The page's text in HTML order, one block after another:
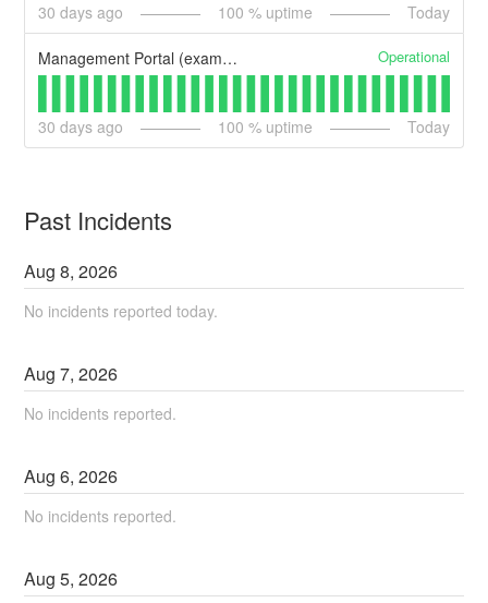
30 days ago 100 % uptime Today
Management Portal (example) Operational
30 days ago 100 % uptime Today
Past Incidents
Aug8,2026
No incidents reported today.
Aug7,2026
No incidents reported.
Aug6,2026
No incidents reported.
Aug5,2026